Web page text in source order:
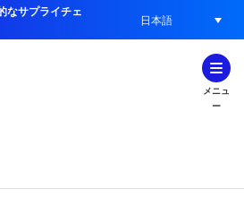
なサプライチェ
日本語
メニュ
ー